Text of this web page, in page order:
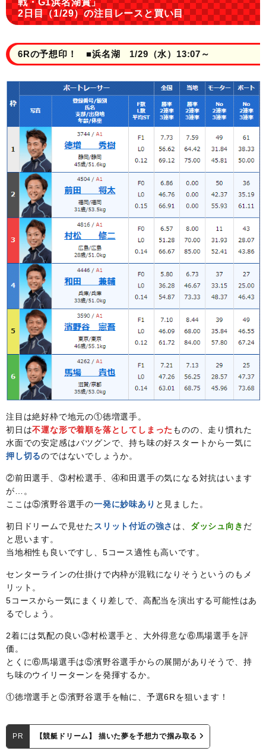
2日目（1/29）の注目レースと買い目
6Rの予想印！ ■浜名湖 1/29（水）13:07～
注目は絶好枠で地元の①徳増選手。
初日は不運な形で着順を落としてしまった ものの、走り慣れた
水面での安定感はバツグンで、持ち味の好スタートから一気に
押し切るのではないでしょうか。
②前田選手、③村松選手、④和田選手の気になる対抗はいます
が…。
ここは⑤濱野谷選手の一発に妙味あり と見ました。
初日ドリームで見せたスリット付近の強さ は、 ダッシュ向き だ
と思います。
当地相性も良いですし、5コース適性も高いです。
センターラインの仕掛けで内枠が混戦になりそうというのもメ
リット。
5コースから一気にまくり差しで、高配当を演出する可能性はあ
るでしょう。
2着には気配の良い③村松選手と、大外得意な⑥馬場選手を評
価。
とくに⑥馬場選手は⑤濱野谷選手からの展開がありそうで、持
ち味のウイリーターンを発揮するか。
①徳増選手と⑤濱野谷選手を軸に、予選6Rを狙います！
PR 【競艇ドリーム】 描いた夢を予想力で掴み取る